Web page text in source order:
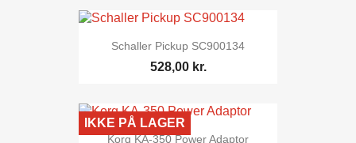
Schaller Pickup SC900134
528,00 kr.
Korg KA-350 Power Adaptor
IKKE PÅ LAGER